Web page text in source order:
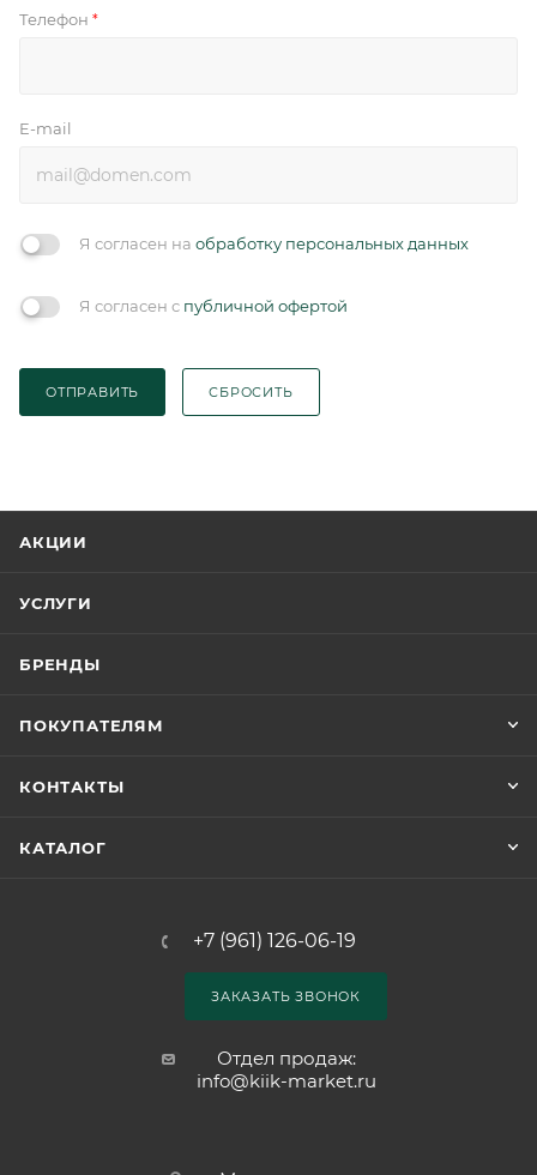
Телефон *
E-mail
Я согласен на обработку персональных данных
Я согласен с публичной офертой
ОТПРАВИТЬ СБРОСИТЬ
АКЦИИ
УСЛУГИ
БРЕНДЫ
ПОКУПАТЕЛЯМ
КОНТАКТЫ
КАТАЛОГ
+7 (961) 126-06-19
ЗАКАЗАТЬ ЗВОНОК
Отдел продаж:
info@kiik-market.ru